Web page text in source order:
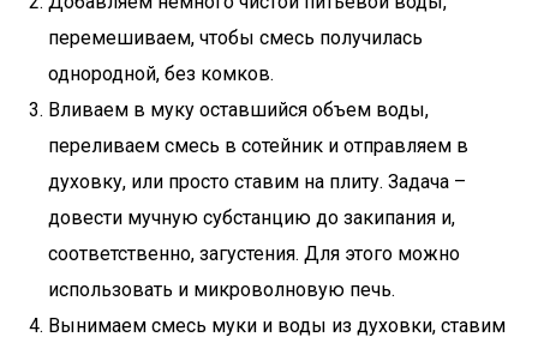
перемешиваем, чтобы смесь получилась
однородной, без комков.
Вливаем в муку оставшийся объем воды,
переливаем смесь в сотейник и отправляем в
духовку, или просто ставим на плиту. Задача –
довести мучную субстанцию до закипания и,
соответственно, загустения. Для этого можно
использовать и микроволновую печь.
Вынимаем смесь муки и воды из духовки, ставим